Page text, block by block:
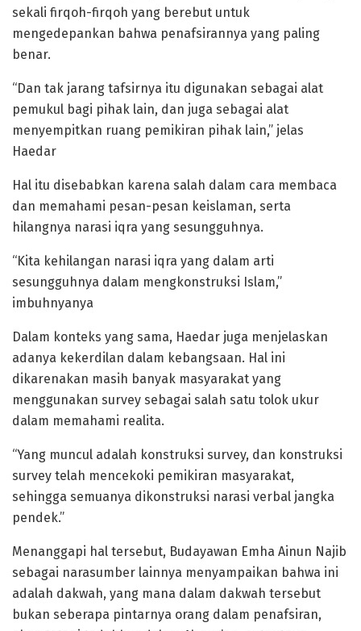
sekali firqoh-firqoh yang berebut untuk
mengedepankan bahwa penafsirannya yang paling
benar.
“Dan tak jarang tafsirnya itu digunakan sebagai alat
pemukul bagi pihak lain, dan juga sebagai alat
menyempitkan ruang pemikiran pihak lain,” jelas
Haedar
Hal itu disebabkan karena salah dalam cara membaca
dan memahami pesan-pesan keislaman, serta
hilangnya narasi iqra yang sesungguhnya.
“Kita kehilangan narasi iqra yang dalam arti
sesungguhnya dalam mengkonstruksi Islam,”
imbuhnyanya
Dalam konteks yang sama, Haedar juga menjelaskan
adanya kekerdilan dalam kebangsaan. Hal ini
dikarenakan masih banyak masyarakat yang
menggunakan survey sebagai salah satu tolok ukur
dalam memahami realita.
“Yang muncul adalah konstruksi survey, dan konstruksi
survey telah mencekoki pemikiran masyarakat,
sehingga semuanya dikonstruksi narasi verbal jangka
pendek.”
Menanggapi hal tersebut, Budayawan Emha Ainun Najib
sebagai narasumber lainnya menyampaikan bahwa ini
adalah dakwah, yang mana dalam dakwah tersebut
bukan seberapa pintarnya orang dalam penafsiran,